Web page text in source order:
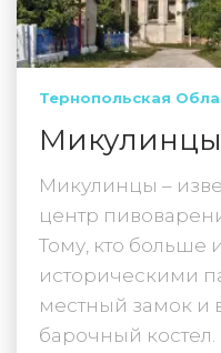
Тернопольская
Микулинцы
Микулинцы –
центр
Тому, кто больше
историческими
местный замок и
барочный костел.